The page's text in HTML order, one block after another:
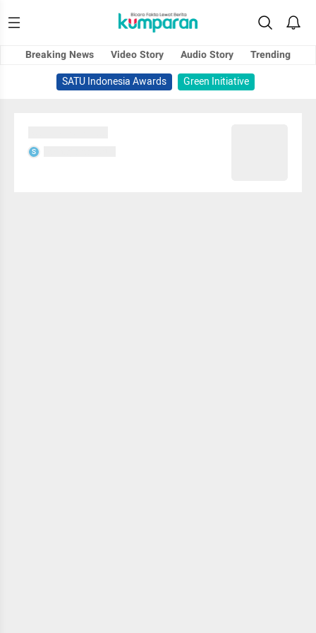
Breaking News Video Story Audio Story
Trending
SATU Indonesia Awards
Green Initiative
S